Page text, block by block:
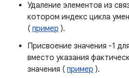
Удаление элементов из
котором индекс цикла
( пример ).
Присвоение значения -1
вместо указания
значения ( пример ).